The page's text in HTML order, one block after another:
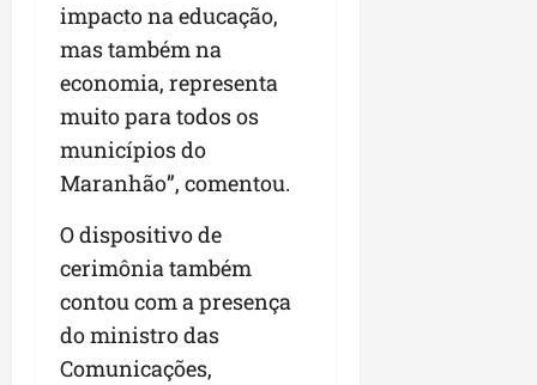
impacto na educação,
mas também na
economia, representa
muito para todos os
municípios do
Maranhão”, comentou.
O dispositivo de
cerimônia também
contou com a presença
do ministro das
Comunicações,